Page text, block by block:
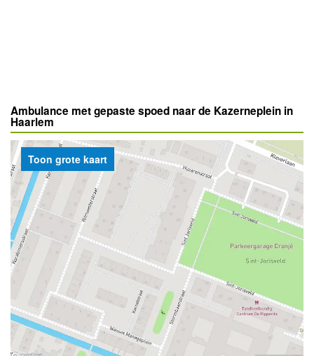
Ambulance met gepaste spoed naar de Kazerneplein in
Haarlem
Toon grote kaart